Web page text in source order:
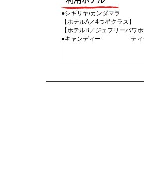
●シギリヤ/カンダマラ
【ホテルA／4つ星クラ
【ホテルB／ジェフリー
●キャンデ